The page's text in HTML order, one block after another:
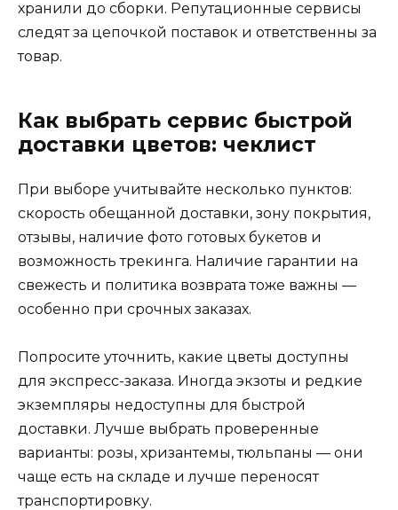
хранили до сборки. Репутационные сервисы
следят за цепочкой поставок и ответственны за
товар.
Как выбрать сервис быстрой
доставки цветов: чеклист
При выборе учитывайте несколько пунктов:
скорость обещанной доставки, зону покрытия,
отзывы, наличие фото готовых букетов и
возможность трекинга. Наличие гарантии на
свежесть и политика возврата тоже важны —
особенно при срочных заказах.
Попросите уточнить, какие цветы доступны
для экспресс-заказа. Иногда экзоты и редкие
экземпляры недоступны для быстрой
доставки. Лучше выбрать проверенные
варианты: розы, хризантемы, тюльпаны — они
чаще есть на складе и лучше переносят
транспортировку.